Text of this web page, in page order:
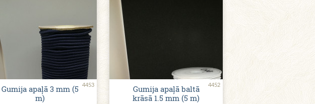
4453
Gumija apaļā 3 mm (5
m)
4452
Gumija apaļā baltā
krāsā 1.5 mm (5 m)